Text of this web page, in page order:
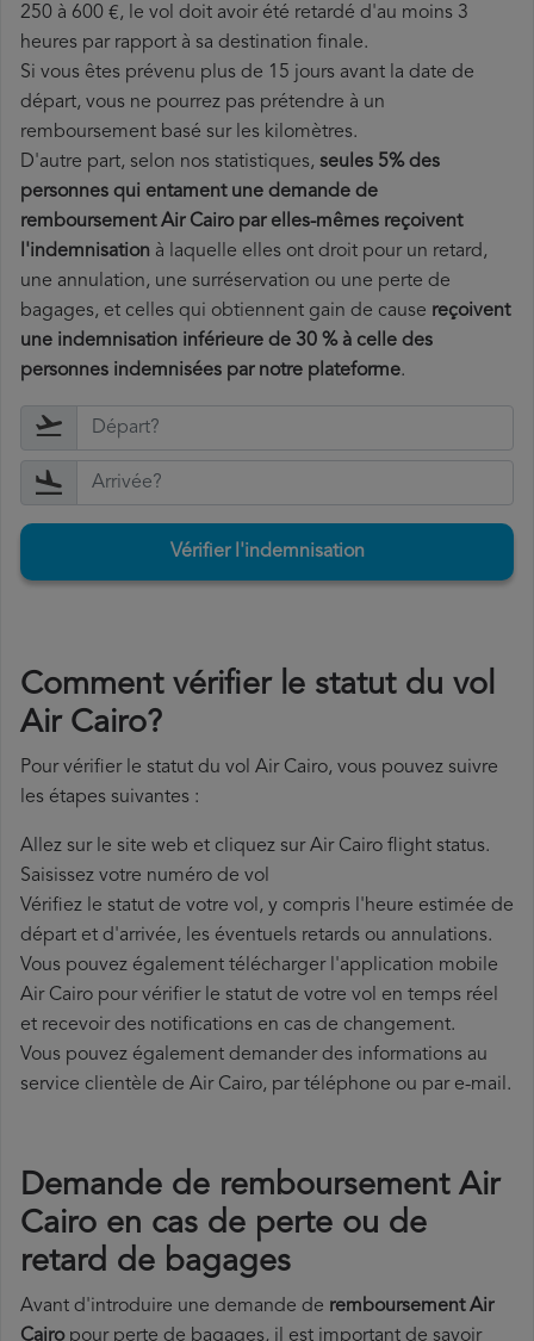
250 à 600 €, le vol doit avoir été retardé d'au moins 3
heures par rapport à sa destination finale.
Si vous êtes prévenu plus de 15 jours avant la date de
départ, vous ne pourrez pas prétendre à un
remboursement basé sur les kilomètres.
D'autre part, selon nos statistiques, seules 5% des
personnes qui entament une demande de
remboursement Air Cairo par elles-mêmes reçoivent
l'indemnisation à laquelle elles ont droit pour un retard,
une annulation, une surréservation ou une perte de
bagages, et celles qui obtiennent gain de cause reçoivent
une indemnisation inférieure de 30 % à celle des
personnes indemnisées par notre plateforme.
Vérifier l'indemnisation
Comment vérifier le statut du vol
Air Cairo?
Pour vérifier le statut du vol Air Cairo, vous pouvez suivre
les étapes suivantes :
Allez sur le site web et cliquez sur Air Cairo flight status.
Saisissez votre numéro de vol
Vérifiez le statut de votre vol, y compris l'heure estimée de
départ et d'arrivée, les éventuels retards ou annulations.
Vous pouvez également télécharger l'application mobile
Air Cairo pour vérifier le statut de votre vol en temps réel
et recevoir des notifications en cas de changement.
Vous pouvez également demander des informations au
service clientèle de Air Cairo, par téléphone ou par e-mail.
Demande de remboursement Air
Cairo en cas de perte ou de
retard de bagages
Avant d'introduire une demande de remboursement Air
Cairopour perte de bagages, il est important de savoir